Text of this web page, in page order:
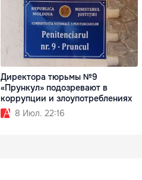
Директора тюрьмы №9
«Прункул» подозревают в
коррупции и злоупотреблениях
8 Июл. 22:16